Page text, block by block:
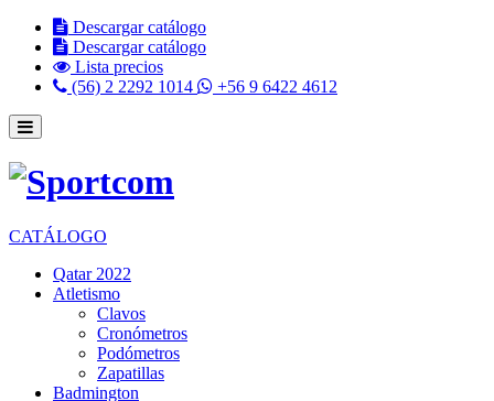
Descargar catálogo
Descargar catálogo
Lista precios
(56) 2 2292 1014
+56 9 6422 4612
CATÁLOGO
Qatar 2022
Atletismo
Clavos
Cronómetros
Podómetros
Zapatillas
Badmington